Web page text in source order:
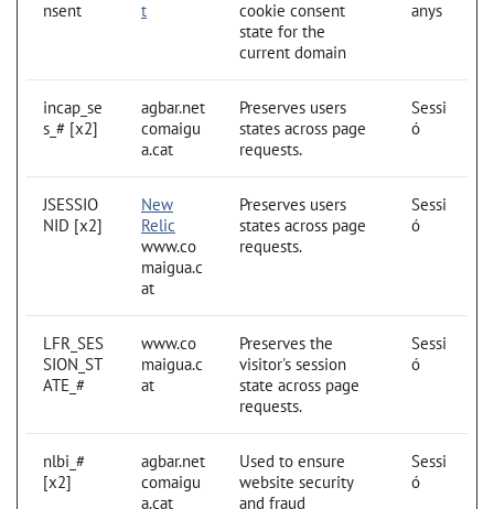
nsent
t
cookie consent
state for the
current domain
anys
incap_se
s_# [x2]
agbar.net
comaigu
a.cat
Preserves users
states across page
requests.
Sessi
ó
JSESSIO
NID [x2]
New
Relic
www.co
maigua.c
at
Preserves users
states across page
requests.
Sessi
ó
LFR_SES
SION_ST
ATE_#
www.co
maigua.c
at
Preserves the
visitor's session
state across page
requests.
Sessi
ó
nlbi_#
[x2]
agbar.net
comaigu
a.cat
Used to ensure
website security
and fraud
Sessi
ó